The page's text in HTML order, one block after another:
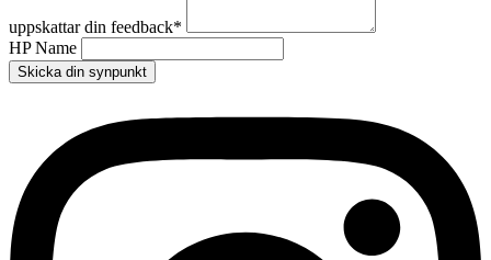
uppskattar din feedback*
HP Name
Skicka din synpunkt